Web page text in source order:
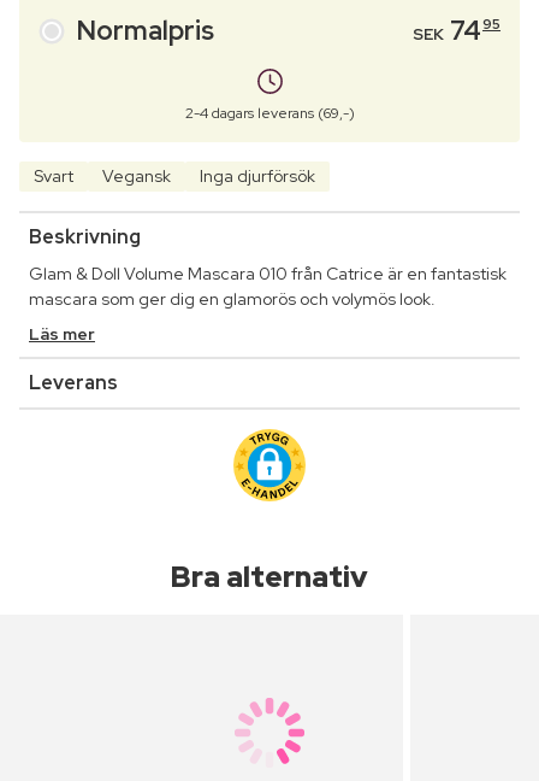
Normalpris SEK 7495
2-4 dagars leverans (69,-)
Svart Vegansk Inga djurförsök
Beskrivning
Glam & Doll Volume Mascara 010 från Catrice är en fantastisk
mascara som ger dig en glamorös och volymös look.
Läs mer
Leverans
Bra alternativ